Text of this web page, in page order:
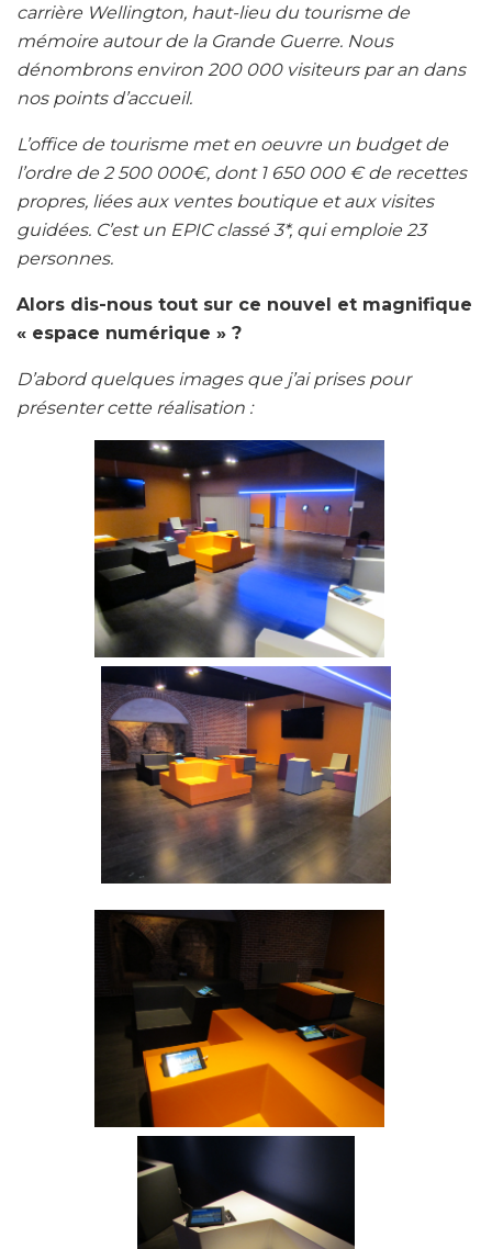
carrière Wellington, haut-lieu du tourisme de
mémoire autour de la Grande Guerre. Nous
dénombrons environ 200 000 visiteurs par an dans
nos points d’accueil.
L’office de tourisme met en oeuvre un budget de
l’ordre de 2 500 000€, dont 1 650 000 € de recettes
propres, liées aux ventes boutique et aux visites
guidées. C’est un EPIC classé 3*, qui emploie 23
personnes.
Alors dis-nous tout sur ce nouvel et magnifique
« espace numérique » ?
D’abord quelques images que j’ai prises pour
présenter cette réalisation :